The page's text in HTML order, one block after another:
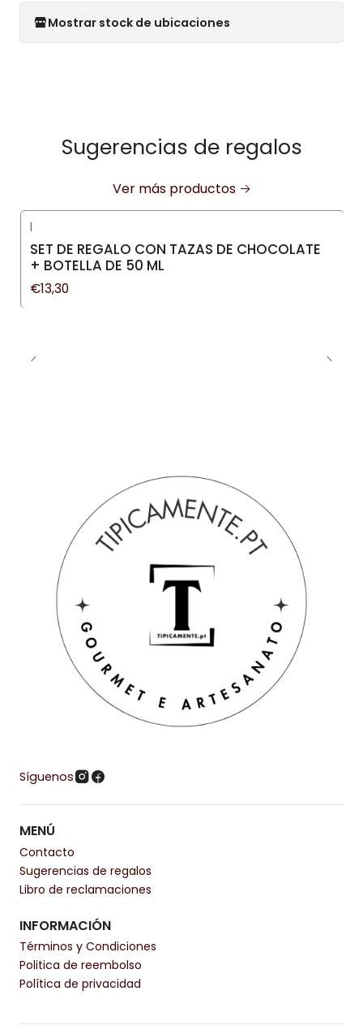
Mostrar stock de ubicaciones
Sugerencias de regalos
Ver más productos
|
SET DE REGALO CON TAZAS DE CHOCOLATE
+ BOTELLA DE 50 ML
€13,30
Síguenos
MENÚ
Contacto
Sugerencias de regalos
Libro de reclamaciones
INFORMACIÓN
Términos y Condiciones
Politica de reembolso
Política de privacidad